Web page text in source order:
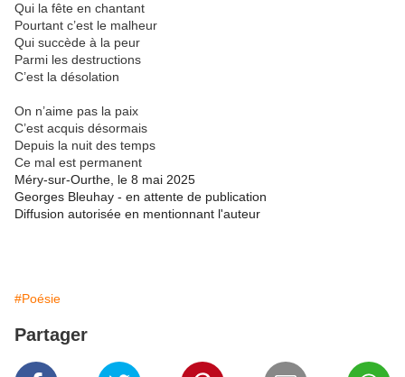
Qui la fête en chantant
Pourtant c’est le malheur
Qui succède à la peur
Parmi les destructions
C’est la désolation
On n’aime pas la paix
C’est acquis désormais
Depuis la nuit des temps
Ce mal est permanent
Méry-sur-Ourthe, le 8 mai 2025
Georges Bleuhay - en attente de publication
Diffusion autorisée en mentionnant l'auteur
#Poésie
Partager